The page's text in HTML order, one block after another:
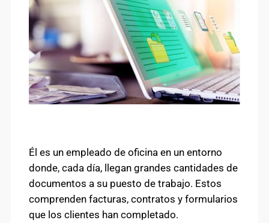
Él es un empleado de oficina en un entorno
donde, cada día, llegan grandes cantidades de
documentos a su puesto de trabajo. Estos
comprenden facturas, contratos y formularios
que los clientes han completado.